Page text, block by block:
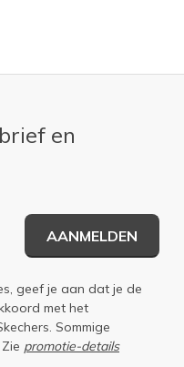
en
AANMELDEN
geef je aan dat je de
met het
Sommige
promotie-details